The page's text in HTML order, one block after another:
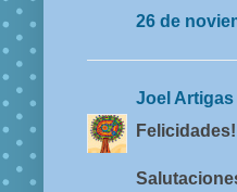
26 de
Joel Artigas